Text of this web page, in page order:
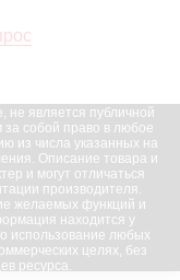
является публичной
собой право в любое
из числа указанных на
Описание товара и
и могут отличаться
производителя.
желаемых функций и
находится у
использование любых
целях, без
ресурса.